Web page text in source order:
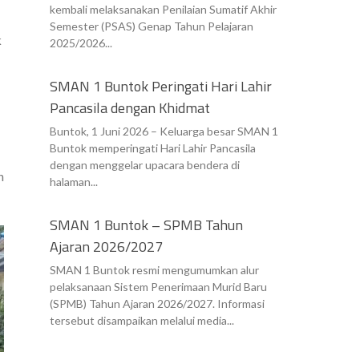
kembali melaksanakan Penilaian Sumatif Akhir
Semester (PSAS) Genap Tahun Pelajaran
2025/2026...
SMAN 1 Buntok Peringati Hari Lahir
Pancasila dengan Khidmat
Buntok, 1 Juni 2026 – Keluarga besar SMAN 1
Buntok memperingati Hari Lahir Pancasila
dengan menggelar upacara bendera di
halaman...
SMAN 1 Buntok – SPMB Tahun
Ajaran 2026/2027
SMAN 1 Buntok resmi mengumumkan alur
pelaksanaan Sistem Penerimaan Murid Baru
(SPMB) Tahun Ajaran 2026/2027. Informasi
tersebut disampaikan melalui media...